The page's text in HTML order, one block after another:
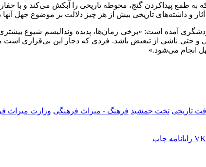
طمع پیداکردن گنج، محوطه تاریخی را آبکش می‌کند و با
و داشته‌های تاریخی بیش از هر چیز دلالت بر موضوع جهل آنها
آمده است: «برخی زمان‌ها، پدیده وندالیسم شیوع
و حتی ناشی از تبعیض باشد. فردی که دچار این بی‌قراری است
انجام می‌شود.»
تاریخی تخت جمشید فرهنگ - میراث فرهنگی وزارت میراث
رایانامه چاپ